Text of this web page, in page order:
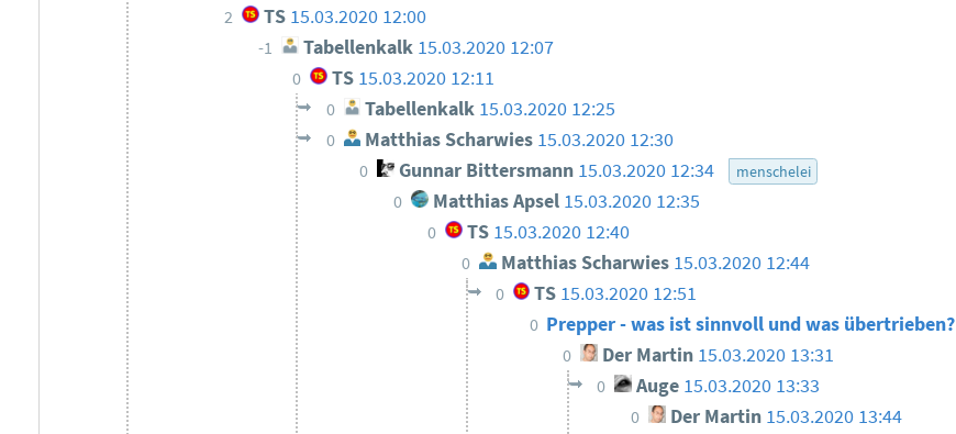
2 TS 15.03.2020 12:00
-1 Tabellenkalk 15.03.2020 12:07
0 TS 15.03.2020 12:11
0 Tabellenkalk 15.03.2020 12:25
0 Matthias Scharwies 15.03.2020 12:30
0 Gunnar Bittersmann 15.03.2020 12:34 menschelei
0 Matthias Apsel 15.03.2020 12:35
0 TS 15.03.2020 12:40
0 Matthias Scharwies 15.03.2020 12:44
0 TS 15.03.2020 12:51
0 Prepper - was ist sinnvoll und was übertrieben?
0 Der Martin 15.03.2020 13:31
0 Auge 15.03.2020 13:33
0 Der Martin 15.03.2020 13:44